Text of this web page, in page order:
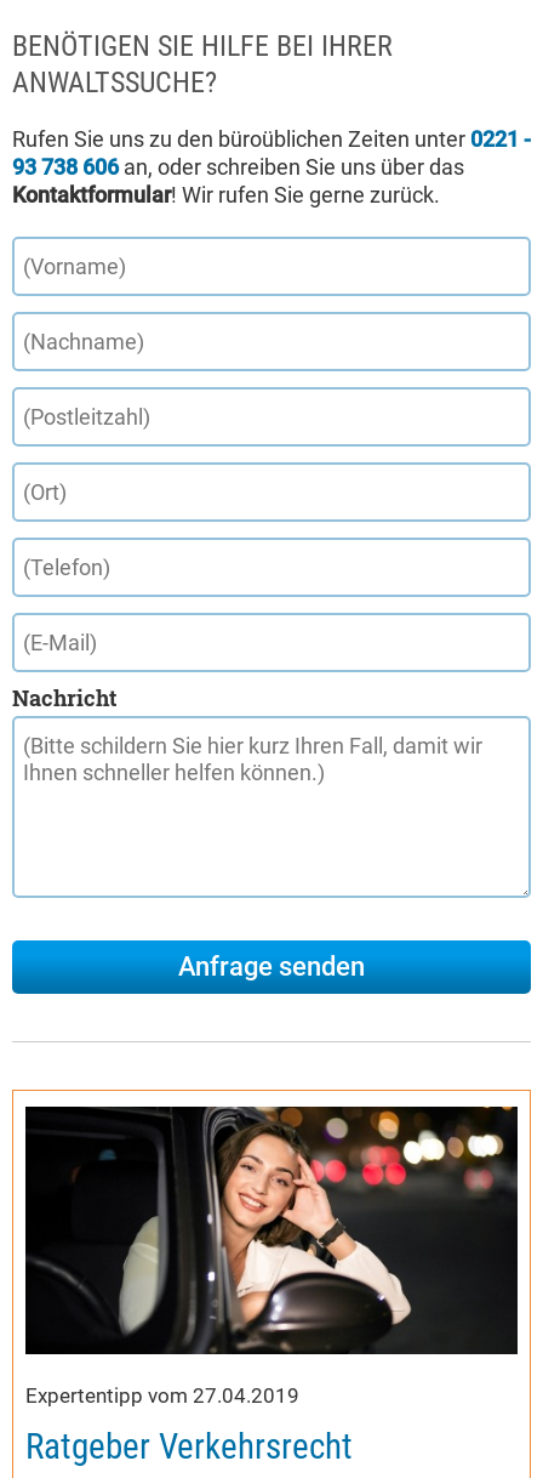
BENÖTIGEN SIE HILFE BEI IHRER
ANWALTSSUCHE?
Rufen Sie uns zu den büroüblichen Zeiten unter 0221 -
93 738 606an, oder schreiben Sie uns über das
Kontaktformular! Wir rufen Sie gerne zurück.
Nachricht
Expertentipp vom 27.04.2019
Ratgeber Verkehrsrecht